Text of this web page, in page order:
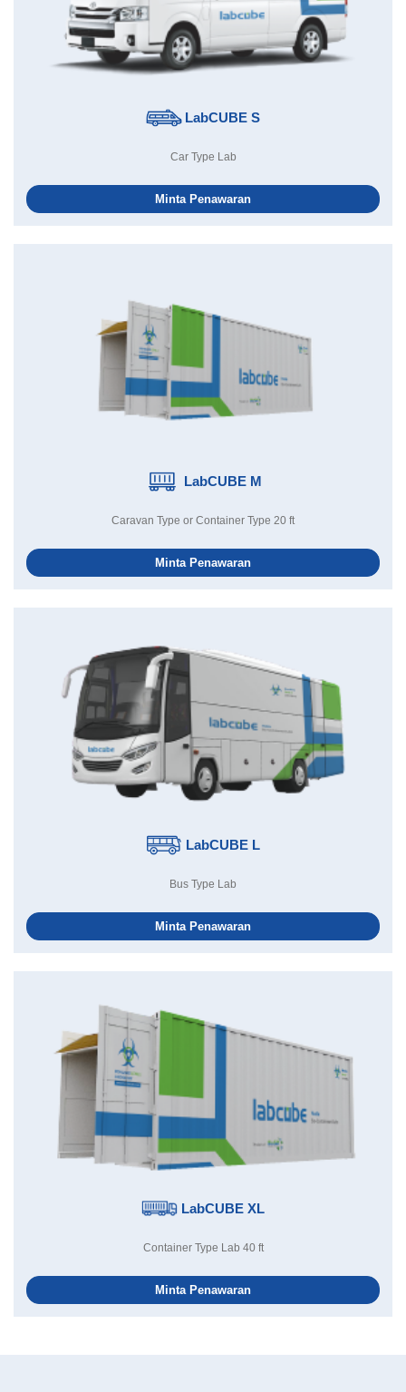
LabCUBE S
Car Type Lab
Minta Penawaran
LabCUBE M
Caravan Type or Container Type 20 ft
Minta Penawaran
LabCUBE L
Bus Type Lab
Minta Penawaran
LabCUBE XL
Container Type Lab 40 ft
Minta Penawaran